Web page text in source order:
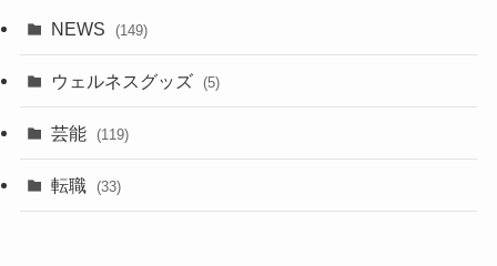
NEWS (149)
ウェルネスグッズ (5)
芸能 (119)
転職 (33)